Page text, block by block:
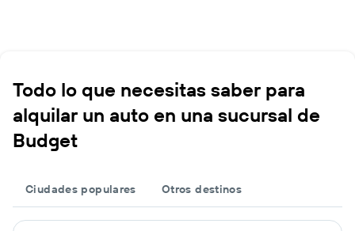
Todo lo que necesitas saber para
alquilar un auto en una sucursal de
Budget
Ciudades populares Otros destinos